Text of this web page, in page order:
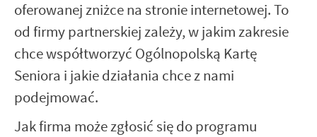
oferowanej zniżce na stronie internetowej. To
od firmy partnerskiej zależy, w jakim zakresie
chce współtworzyć Ogólnopolską Kartę
Seniora i jakie działania chce z nami
podejmować.
Jak firma może zgłosić się do programu